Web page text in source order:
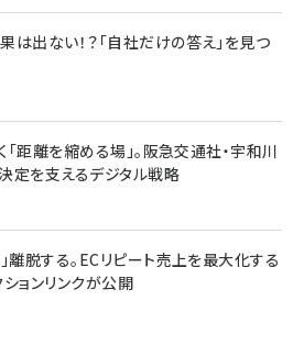
果を最大化する ルールのデザイン
ランキングをもっと見る
出ない！？「自社だけの答え」を見つ
距離を縮める場」。阪急交通社・宇和川
定を支えるデジタル戦略
離脱する。ECリピート売上を最大化する
ョンリンクが公開